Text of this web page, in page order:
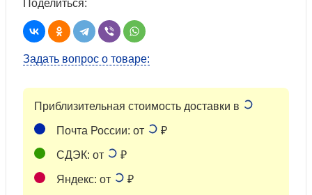
Поделиться:
Задать вопрос о товаре:
Приблизительная стоимость доставки в
Почта России: от ₽
СДЭК: от ₽
Яндекс: от
₽